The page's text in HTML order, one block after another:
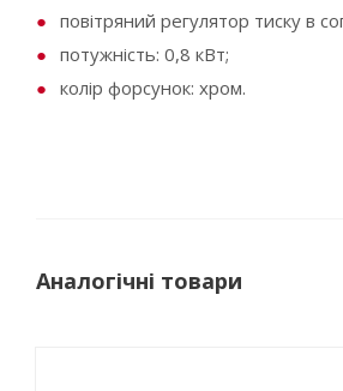
повітряний регулятор тиску в
потужність: 0,8 кВт;
колір форсунок: хром.
Аналогічні товари